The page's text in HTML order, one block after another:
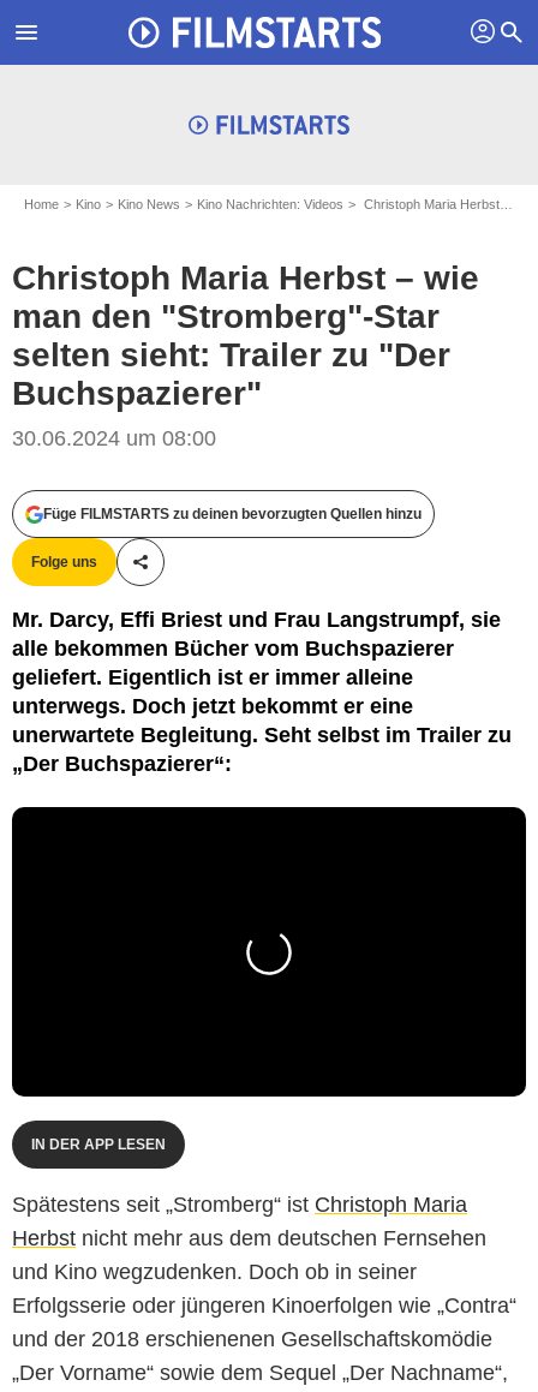
menu profil search
Home Kino Kino News Kino Nachrichten: Videos Christoph Maria Herbst – wie man den "Stromberg"-Star selten sieht: Trailer zu "Der Buchspazierer"
Christoph Maria Herbst – wie
man den "Stromberg"-Star
selten sieht: Trailer zu "Der
Buchspazierer"
30.06.2024 um 08:00
Füge FILMSTARTS zu deinen bevorzugten Quellen hinzu
Folge uns
Teile diesen Artikel
Mr. Darcy, Effi Briest und Frau Langstrumpf, sie
alle bekommen Bücher vom Buchspazierer
geliefert. Eigentlich ist er immer alleine
unterwegs. Doch jetzt bekommt er eine
unerwartete Begleitung. Seht selbst im Trailer zu
„Der Buchspazierer“:
IN DER APP LESEN
Spätestens seit „Stromberg“ ist Christoph Maria
Herbst nicht mehr aus dem deutschen Fernsehen
und Kino wegzudenken. Doch ob in seiner
Erfolgsserie oder jüngeren Kinoerfolgen wie „Contra“
und der 2018 erschienenen Gesellschaftskomödie
„Der Vorname“ sowie dem Sequel „Der Nachname“,